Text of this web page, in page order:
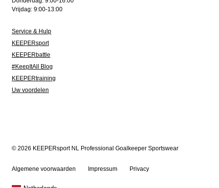
Vrijdag: 9:00-13:00
Service & Hulp
KEEPERsport
KEEPERbattle
#KeepItAll Blog
KEEPERtraining
Uw voordelen
© 2026 KEEPERsport NL Professional Goalkeeper Sportswear
Algemene voorwaarden Impressum Privacy